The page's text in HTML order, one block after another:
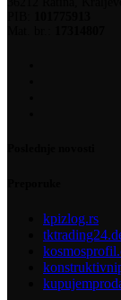
kpizlog.rs